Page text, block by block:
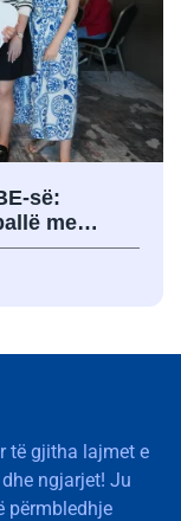
së:
me…
të gjitha lajmet e
ngjarjet! Ju
përmbledhje